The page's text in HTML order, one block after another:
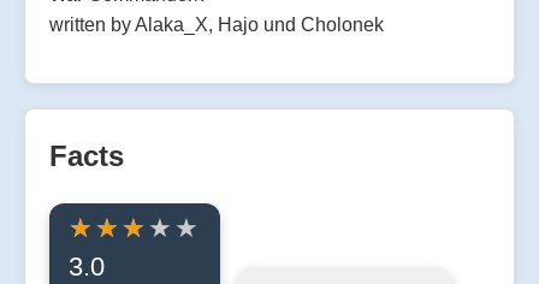
written by Alaka_X, Hajo und Cholonek
Facts
3.0